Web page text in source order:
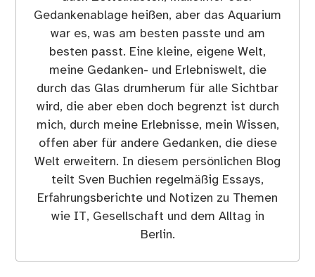
Gedankenablage heißen, aber das Aquarium
war es, was am besten passte und am
besten passt. Eine kleine, eigene Welt,
meine Gedanken- und Erlebniswelt, die
durch das Glas drumherum für alle Sichtbar
wird, die aber eben doch begrenzt ist durch
mich, durch meine Erlebnisse, mein Wissen,
offen aber für andere Gedanken, die diese
Welt erweitern. In diesem persönlichen Blog
teilt Sven Buchien regelmäßig Essays,
Erfahrungsberichte und Notizen zu Themen
wie IT, Gesellschaft und dem Alltag in
Berlin.